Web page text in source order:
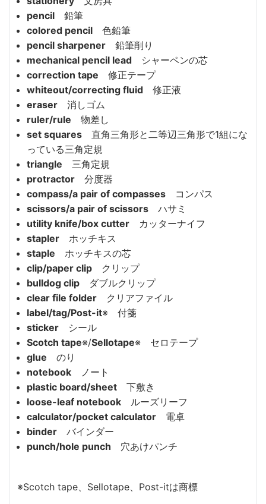
pencil 鉛筆
colored pencil 色鉛筆
pencil sharpener 鉛筆削り
mechanical pencil lead シャーペンの芯
correction tape 修正テープ
whiteout/correcting fluid 修正液
eraser 消しゴム
ruler/rule 物差し
set squares 直角三角形と二等辺三角形で1組にな
っている三角定規
triangle 三角定規
protractor 分度器
compass/a pair of compasses コンパス
scissors/a pair of scissors ハサミ
utility knife/box cutter カッターナイフ
stapler ホッチキス
staple ホッチキスの芯
clip/paper clip クリップ
bulldog clip ダブルクリップ
clear file folder クリアファイル
label/tag/Post-it※ 付箋
sticker シール
Scotch tape※/Sellotape※ セロテープ
glue のり
notebook ノート
plastic board/sheet 下敷き
loose-leaf notebook ルーズリーフ
calculator/pocket calculator 電卓
binder バインダー
punch/hole punch 穴あけパンチ
※Scotch tape、Sellotape、Post-itは商標